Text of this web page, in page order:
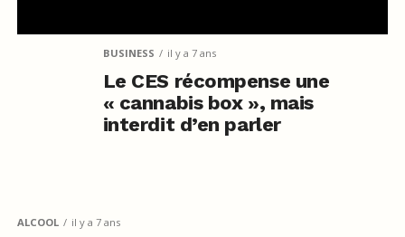
BUSINESS il y a 7 ans
Le CES récompense une
« cannabis box », mais
interdit d’en parler
ALCOOL il y a 7 ans